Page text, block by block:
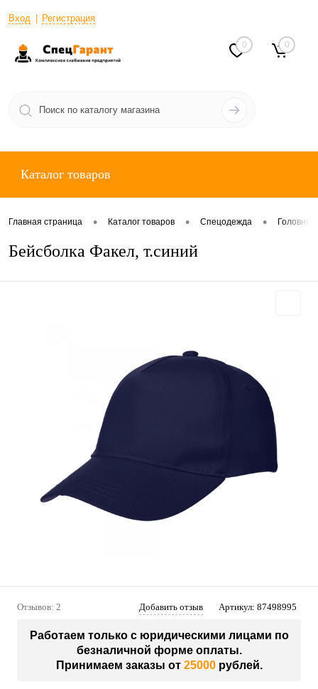
Вход Регистрация
0 0
Каталог товаров
Главная страница • Каталог товаров • Спецодежда •
Бейсболка Факел, т.синий
Отзывов: 2 Добавить отзыв Артикул: 87498995
Работаем только с юридическими лицами по
безналичной форме оплаты.
Принимаем заказы от 25000рублей.